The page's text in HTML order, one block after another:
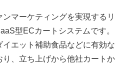
ンマーケティングを実現するリ
型ECカートシステムです。
エット補助食品などに有効な
、立ち上げから他社カートか